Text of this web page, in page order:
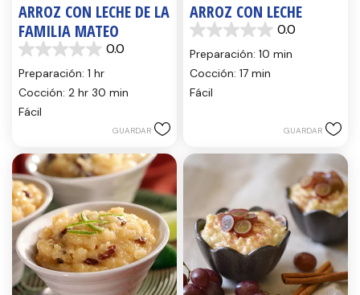
ARROZ CON LECHE DE LA
FAMILIA MATEO
0.0
0.0
de
estrellas.
Preparación: 1 hr
Cocción: 2 hr 30 min
Fácil
GUARDAR
ARROZ CON LECHE
0.0
0.0
de
estrellas.
Preparación: 10 min
Cocción: 17 min
Fácil
GUARDAR